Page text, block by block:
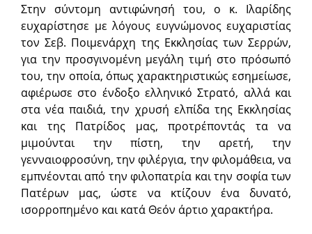
Στην σύντομη αντιφώνησή του, ο κ. Ιλαρίδης
ευχαρίστησε με λόγους ευγνώμονος ευχαριστίας
τον Σεβ. Ποιμενάρχη της Εκκλησίας των Σερρών,
για την προσγινομένη μεγάλη τιμή στο πρόσωπό
του, την οποία, όπως χαρακτηριστικώς εσημείωσε,
αφιέρωσε στο ένδοξο ελληνικό Στρατό, αλλά και
στα νέα παιδιά, την χρυσή ελπίδα της Εκκλησίας
και της Πατρίδος μας, προτρέποντάς τα να
μιμούνται την πίστη, την αρετή, την
γενναιοφροσύνη, την φιλέργια, την φιλομάθεια, να
εμπνέονται από την φιλοπατρία και την σοφία των
Πατέρων μας, ώστε να κτίζουν ένα δυνατό,
ισορροπημένο και κατά Θεόν άρτιο χαρακτήρα.